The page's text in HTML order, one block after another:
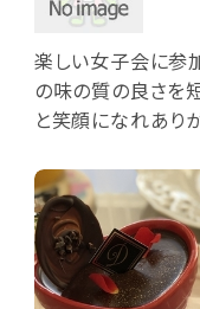
楽しい女子会に参
の味の質の良さを
と笑顔になれあり